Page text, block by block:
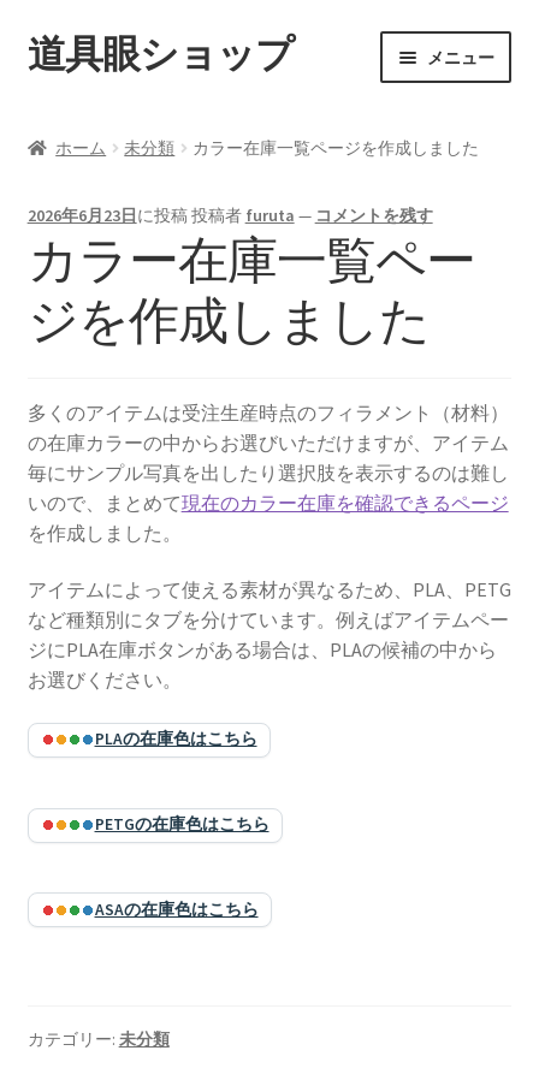
ナ
ビ
ー
ン
へ
ス
キ
ッ
コ
ン
ン
ス
キ
ッ
プ
道具眼ショップ メニュー
ニ
開
配送料について
納期について
ホーム 未分類 カラー在庫一覧ページを作成しました
2026年6月23日に投稿投稿者 furuta — コメントを残す
カラー在庫一覧ペー
ジを作成しました
多くのアイテムは受注生産時点のフィラメント（材料）
の在庫カラーの中からお選びいただけますが、アイテム
毎にサンプル写真を出したり選択肢を表示するのは難し
いので、まとめて現在のカラー在庫を確認できるページ
を作成しました。
アイテムによって使える素材が異なるため、PLA、PETG
など種類別にタブを分けています。例えばアイテムペー
ジにPLA在庫ボタンがある場合は、PLAの候補の中から
お選びください。
PLAの在庫色はこちら
PETGの在庫色はこちら
ASAの在庫色はこちら
カテゴリー: 未分類